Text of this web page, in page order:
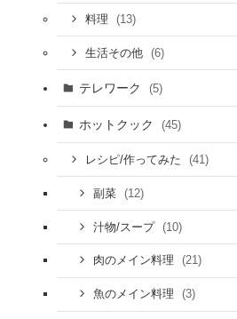
料理 (13)
生活その他 (6)
テレワーク (5)
ホットクック (45)
レシピ/作ってみた (41)
副菜 (12)
汁物/スープ (10)
肉のメイン料理 (21)
魚のメイン料理 (3)